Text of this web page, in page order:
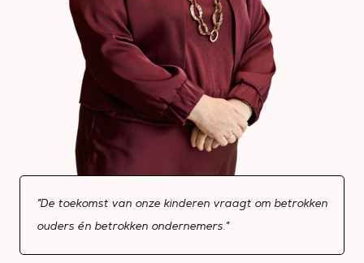
"De toekomst van onze kinderen vraagt om betrokken
ouders én betrokken ondernemers."